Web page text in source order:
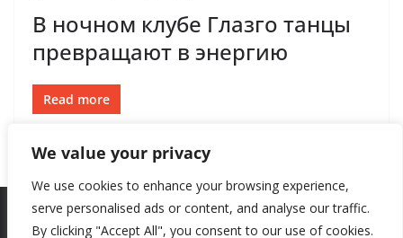
We value your privacy
We use cookies to enhance your browsing experience,
serve personalised ads or content, and analyse our traffic.
By clicking "Accept All", you consent to our use of cookies.
В ночном клубе Глазго танцы
превращают в энергию
Read more